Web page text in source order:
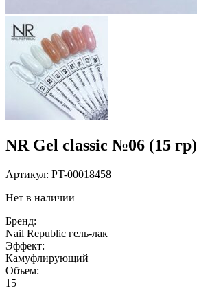
NR Gel classic №06 (15 гр)
Артикул: PT-00018458
Нет в наличии
Бренд:
Nail Republic гель-лак
Эффект:
Камуфлирующий
Объем:
15